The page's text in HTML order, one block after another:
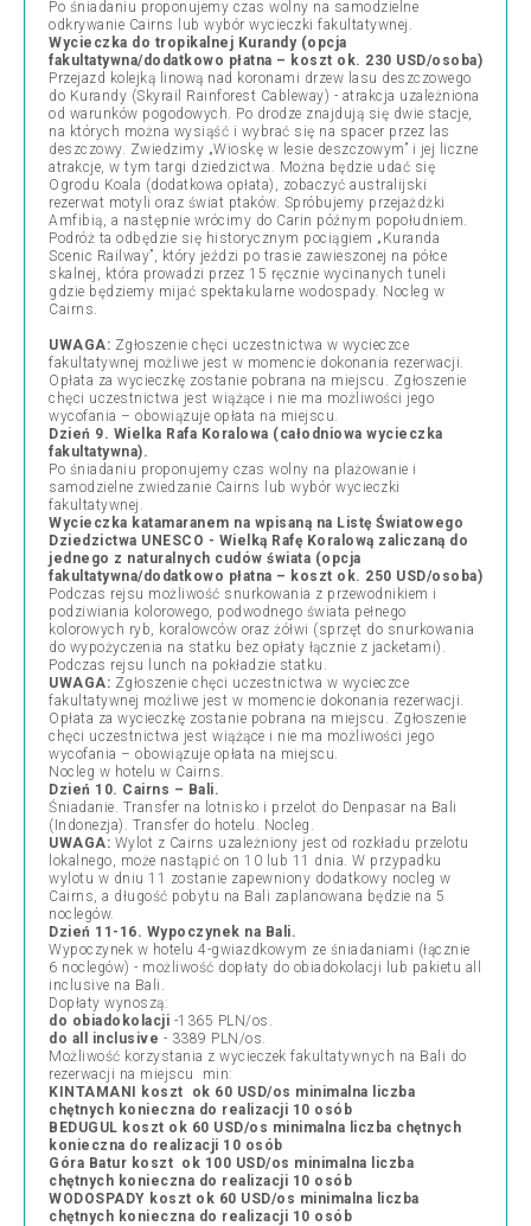
Po śniadaniu proponujemy czas wolny na samodzielne
odkrywanie Cairns lub wybór wycieczki fakultatywnej.
Wycieczka do tropikalnej Kurandy (opcja
fakultatywna/dodatkowo płatna – koszt ok. 230 USD/osoba)
Przejazd kolejką linową nad koronami drzew lasu deszczowego
do Kurandy (Skyrail Rainforest Cableway) - atrakcja uzależniona
od warunków pogodowych. Po drodze znajdują się dwie stacje,
na których można wysiąść i wybrać się na spacer przez las
deszczowy. Zwiedzimy „Wioskę w lesie deszczowym” i jej liczne
atrakcje, w tym targi dziedzictwa. Można będzie udać się
Ogrodu Koala (dodatkowa opłata), zobaczyć australijski
rezerwat motyli oraz świat ptaków. Spróbujemy przejażdżki
Amfibią, a następnie wrócimy do Carin późnym popołudniem.
Podróż ta odbędzie się historycznym pociągiem „Kuranda
Scenic Railway”, który jeździ po trasie zawieszonej na półce
skalnej, która prowadzi przez 15 ręcznie wycinanych tuneli
gdzie będziemy mijać spektakularne wodospady. Nocleg w
Cairns.
UWAGA: Zgłoszenie chęci uczestnictwa w wycieczce
fakultatywnej możliwe jest w momencie dokonania rezerwacji.
Opłata za wycieczkę zostanie pobrana na miejscu. Zgłoszenie
chęci uczestnictwa jest wiążące i nie ma możliwości jego
wycofania – obowiązuje opłata na miejscu.
Dzień 9. Wielka Rafa Koralowa (całodniowa wycieczka
fakultatywna).
Po śniadaniu proponujemy czas wolny na plażowanie i
samodzielne zwiedzanie Cairns lub wybór wycieczki
fakultatywnej.
Wycieczka katamaranem na wpisaną na Listę Światowego
Dziedzictwa UNESCO - Wielką Rafę Koralową zaliczaną do
jednego z naturalnych cudów świata (opcja
fakultatywna/dodatkowo płatna – koszt ok. 250 USD/osoba)
Podczas rejsu możliwość snurkowania z przewodnikiem i
podziwiania kolorowego, podwodnego świata pełnego
kolorowych ryb, koralowców oraz żółwi (sprzęt do snurkowania
do wypożyczenia na statku bez opłaty łącznie z jacketami).
Podczas rejsu lunch na pokładzie statku.
UWAGA: Zgłoszenie chęci uczestnictwa w wycieczce
fakultatywnej możliwe jest w momencie dokonania rezerwacji.
Opłata za wycieczkę zostanie pobrana na miejscu. Zgłoszenie
chęci uczestnictwa jest wiążące i nie ma możliwości jego
wycofania – obowiązuje opłata na miejscu.
Nocleg w hotelu w Cairns.
Dzień 10. Cairns – Bali.
Śniadanie. Transfer na lotnisko i przelot do Denpasar na Bali
(Indonezja). Transfer do hotelu. Nocleg.
UWAGA: Wylot z Cairns uzależniony jest od rozkładu przelotu
lokalnego, może nastąpić on 10 lub 11 dnia. W przypadku
wylotu w dniu 11 zostanie zapewniony dodatkowy nocleg w
Cairns, a długość pobytu na Bali zaplanowana będzie na 5
noclegów.
Dzień 11-16. Wypoczynek na Bali.
Wypoczynek w hotelu 4-gwiazdkowym ze śniadaniami (łącznie
6 noclegów) - możliwość dopłaty do obiadokolacji lub pakietu all
inclusive na Bali.
Dopłaty wynoszą:
do obiadokolacji -1365 PLN/os.
do all inclusive - 3389 PLN/os.
Możliwość korzystania z wycieczek fakultatywnych na Bali do
rezerwacji na miejscu min:
KINTAMANI
koszt ok 60 USD/os minimalna liczba
chętnych konieczna do realizacji 10 osób
BEDUGUL koszt ok 60 USD/os minimalna liczba chętnych
konieczna do realizacji 10 osób
Góra Batur koszt ok 100 USD/os minimalna liczba
chętnych konieczna do realizacji 10 osób
WODOSPADY koszt ok 60 USD/os minimalna liczba
chętnych konieczna do realizacji 10 osób